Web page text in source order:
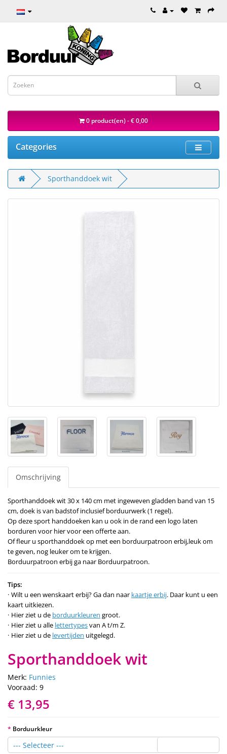
0 product(en) - € 0,00
Categories
Sporthanddoek wit
Omschrijving
Sporthanddoek wit 30 x 140 cm met ingeweven gladden band van 15
cm, doek is van badstof inclusief borduurwerk (1 regel).
Op deze sport handdoeken kan u ook in de rand een logo laten
borduren voor hier voor een offerte aan.
Of fleur u sporthanddoek op met een borduurpatroon erbij,leuk om
te geven, nog leuker om te krijgen.
Borduurpatroon erbij ga naar Borduurpatroon.
Tips:
Wilt u een wenskaart erbij? Ga dan naar kaartje erbij. Daar kunt u een
kaart uitkiezen.
Hier ziet u de borduurkleuren groot.
Hier ziet u alle lettertypesvan A t/m Z.
Hier ziet u de levertijden uitgelegd.
Sporthanddoek wit
Merk: Funnies
Vooraad: 9
€ 13,95
Borduurkleur
--- Selecteer ---